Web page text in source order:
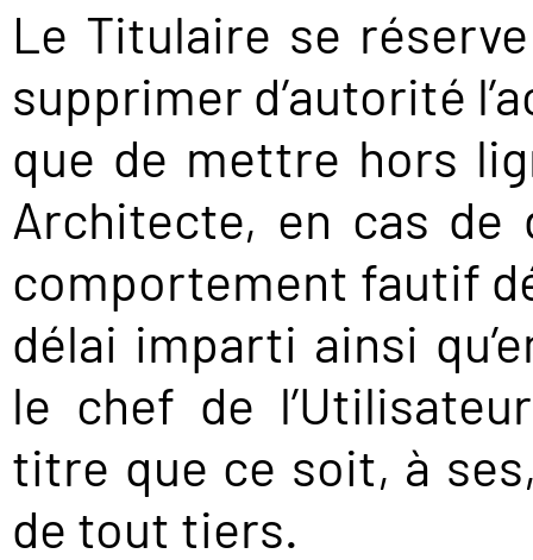
Le Titulaire se
supprimer d’autorité
que de mettre hors
Architecte, en cas de
comportement fautif
délai imparti ainsi
le chef de
titre que ce soit, à
de tout tiers.